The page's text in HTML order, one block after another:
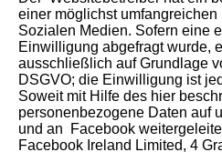
einer möglichst
Sozialen Medien. Sofern eine
Einwilligung abgefragt wurde,
ausschließlich auf Grundlage
DSGVO; die Einwilligung ist
Soweit mit Hilfe des hier
personenbezogene Daten auf
und an Facebook
Facebook Ireland Limited, 4